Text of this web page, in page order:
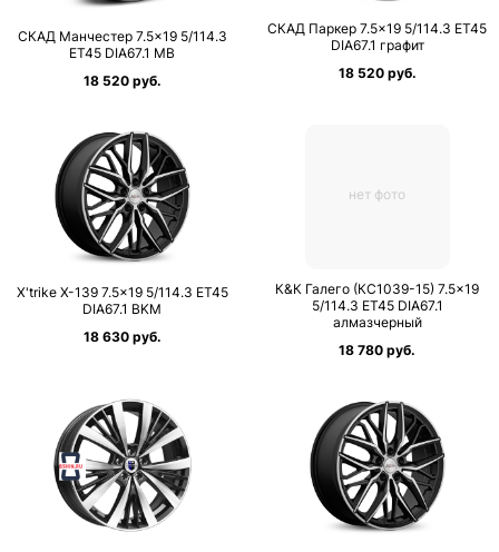
СКАД Манчестер 7.5×19 5/114.3
ET45 DIA67.1 MB
18 520 руб.
СКАД Паркер 7.5×19 5/114.3 ET45
DIA67.1 графит
18 520 руб.
X'trike X-139 7.5×19 5/114.3 ET45
DIA67.1 BKM
18 630 руб.
нет фото
К&К Галего (КС1039-15) 7.5×19
5/114.3 ET45 DIA67.1
алмазчерный
18 780 руб.